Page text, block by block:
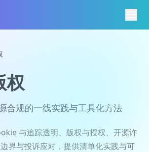
权
合规的一线实践与工具化方法
与追踪透明、版权与授权、开源许
界与投诉应对，提供清单化实践与可